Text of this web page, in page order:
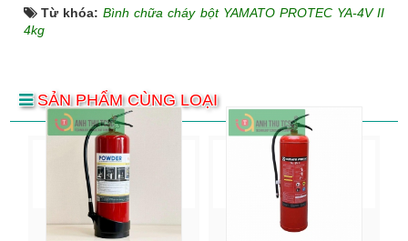
Từ khóa:Bình chữa cháy bột YAMATO PROTEC YA-4V II
4kg
SẢN PHẨM CÙNG LOẠI
Bình chữa cháy bột
Bình chữa cháy bột